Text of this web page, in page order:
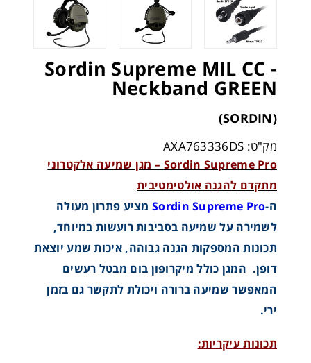
Sordin Supreme MIL CC -
Neckband GREEN
(SORDIN)
מק"ט: AXA763336DS
Sordin Supreme Pro – מגן שמיעה אלקטרוני
מתקדם להגנה אולטימטיבית
ה-Sordin Supreme Proמציע פתרון מעולה
לשמירה על שמיעה בסביבות רועשות במיוחד,
תכונות המספקות הגנה גבוהה, איכות שמע יוצאת
דופן. המגן כולל מיקרופון בום מבטל רעשים
המאפשר שמיעה ברורה ויכולת לתקשר גם בזמן
ירי.
תכונות עיקריות: